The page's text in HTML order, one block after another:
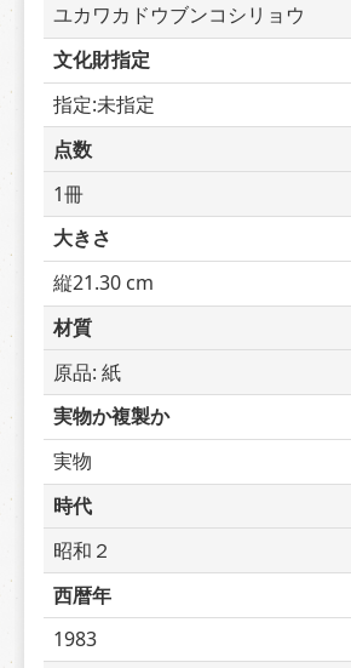
ユカワカドウブンコシリョウ
文化財指定
指定:未指定
点数
1冊
大きさ
縦21.30 cm
材質
原品: 紙
実物か複製か
実物
時代
昭和２
西暦年
1983